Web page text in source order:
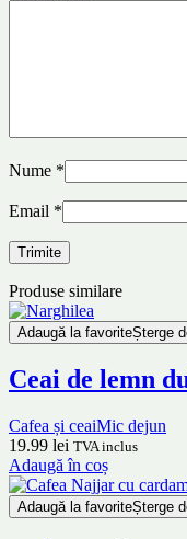
Nume *
Email *
Produse similare
Adaugă la favoriteȘterge
Ceai de lemn
Cafea și ceaiMic dejun
19.99 lei TVA inclus
Adaugă în coș
Adaugă la favoriteȘterge